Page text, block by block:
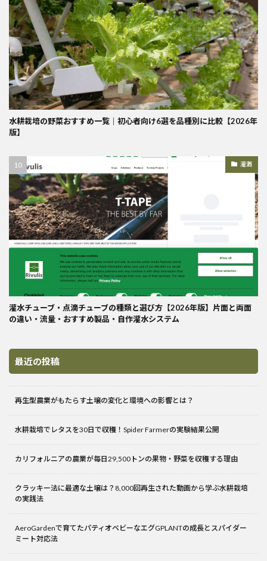
水耕栽培の野菜おすすめ一覧｜初心者向け6選を品種別に比較【2026年
版】
灌漑
灌水チューブ・点滴チューブの種類と選び方【2026年版】片面と両面
の違い・流量・おすすめ製品・自作灌水システム
最近の投稿
再生型農業がもたらす土壌の変化と環境への影響とは？
水耕栽培でレタスを30日で収穫！Spider Farmerの実験結果公開
カリフォルニアの農業が毎日29,500トンの果物・野菜を収穫する理由
クラッキー法に最適な土壌は？8,000回再生された動画から学ぶ水耕栽培
の実践法
AeroGardenで育てたパティオベビーなエグGPLANTの成長とスパイダー
ミート対応法